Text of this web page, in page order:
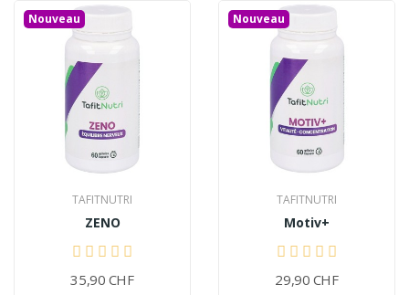
Nouveau
TAFITNUTRI
ZENO
35,90 CHF
Nouveau
TAFITNUTRI
Motiv+
29,90 CHF